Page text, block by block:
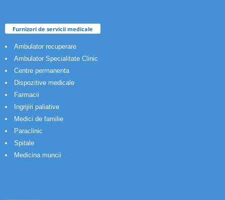
Furnizori de servicii medicale
Ambulator recuperare
Ambulator Specialitate Clinic
Centre permanenta
Dispozitive medicale
Farmacii
Ingrijiri paliative
Medici de familie
Paraclinic
Spitale
Medicina muncii